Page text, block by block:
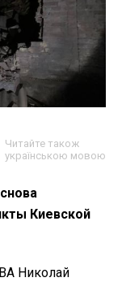
Читайте також
українською мовою
Киевской
Николай